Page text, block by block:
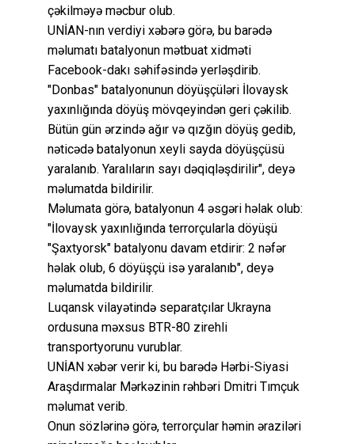
çəkilməyə məcbur olub.
UNİAN-nın verdiyi xəbərə görə, bu barədə
məlumatı batalyonun mətbuat xidməti
Facebook-dakı səhifəsində yerləşdirib.
"Donbas" batalyonunun döyüşçüləri İlovaysk
yaxınlığında döyüş mövqeyindən geri çəkilib.
Bütün gün ərzində ağır və qızğın döyüş gedib,
nəticədə batalyonun xeyli sayda döyüşçüsü
yaralanıb. Yaralıların sayı dəqiqləşdirilir", deyə
məlumatda bildirilir.
Məlumata görə, batalyonun 4 əsgəri həlak olub:
"İlovaysk yaxınlığında terrorçularla döyüşü
"Şaxtyorsk" batalyonu davam etdirir: 2 nəfər
həlak olub, 6 döyüşçü isə yaralanıb", deyə
məlumatda bildirilir.
Luqansk vilayətində separatçılar Ukrayna
ordusuna məxsus BTR-80 zirehli
transportyorunu vurublar.
UNİAN xəbər verir ki, bu barədə Hərbi-Siyasi
Araşdırmalar Mərkəzinin rəhbəri Dmitri Tımçuk
məlumat verib.
Onun sözlərinə görə, terrorçular həmin əraziləri